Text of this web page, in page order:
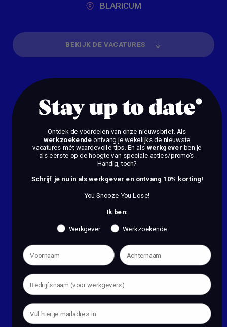
BLARICUM
BEKIJK DE VACATURES
Stay up to date
Ontdek de voordelen van onze nieuwsbrief. Als
werkzoekendeontvang je wekelijks de nieuwste
vacatures mét waardevolle tips. En als werkgever ben je
als eerste op de hoogte van speciale acties/promo's.
Handig, toch?
Schrijf je nu in als werkgever en ontvang 10% korting!
You Snooze You Lose!
Ik ben:
Werkgever Werkzoekende